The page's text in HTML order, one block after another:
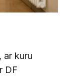
ar kuru
DF